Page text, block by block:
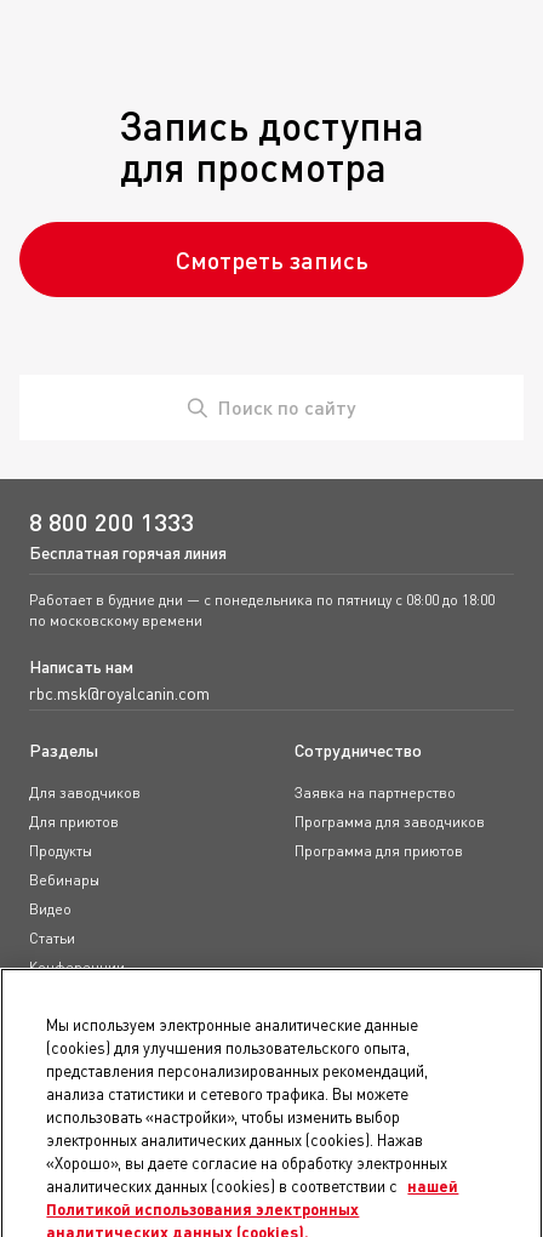
Запись доступна
для просмотра
Смотреть запись
Поиск по сайту
8 800 200 1333
Бесплатная горячая линия
Работает в будние дни — с понедельника по пятницу с 08:00 до 18:00
по московскому времени
Написать нам
rbc.msk@royalcanin.com
Разделы
Для заводчиков
Для приютов
Продукты
Вебинары
Видео
Статьи
Конференции
Сотрудничество
Заявка на партнерство
Программа для заводчиков
Программа для приютов
Документы
Пользовательское соглашение
Положение о конфиденциальности
Правила использования сайта
Доступность
Карта сайта
Мы используем электронные аналитические данные
(cookies) для улучшения пользовательского опыта,
представления персонализированных рекомендаций,
анализа статистики и сетевого трафика. Вы можете
использовать «настройки», чтобы изменить выбор
электронных аналитических данных (cookies). Нажав
«Хорошо», вы даете согласие на обработку электронных
аналитических данных (cookies) в соответствии с
нашей
Политикой использования электронных
аналитических данных (cookies).